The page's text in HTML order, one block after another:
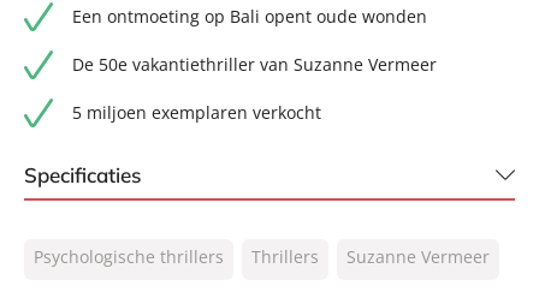
Een ontmoeting op Bali opent oude wonden
De 50e vakantiethriller van Suzanne Vermeer
5 miljoen exemplaren verkocht
Specificaties
NUR:
332
Psychologische thrillers Thrillers Suzanne Vermeer